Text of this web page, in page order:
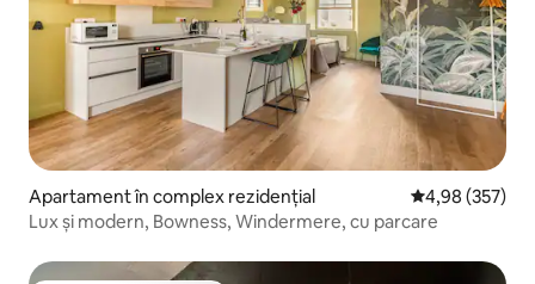
Apartament în complex rezidențial Scor mediu de
4,98 (357)
Lux și modern, Bowness, Windermere, cu parcare